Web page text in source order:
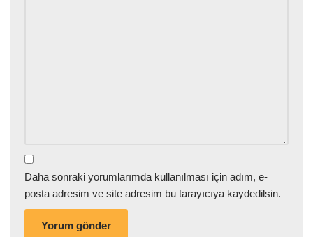
Daha sonraki yorumlarımda kullanılması için adım, e-
posta adresim ve site adresim bu tarayıcıya kaydedilsin.